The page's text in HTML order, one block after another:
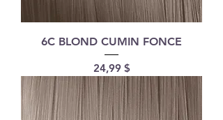
6C BLOND CUMIN FONCE
Prix
24,99 $